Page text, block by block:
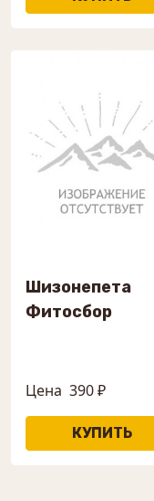
Шизонепета
Фитосбор
Цена 390 ₽